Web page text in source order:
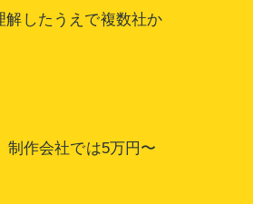
解したうえで複数社か
制作会社では5万円〜